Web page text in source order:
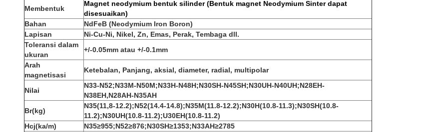
Membentuk
Magnet neodymium bentuk silinder (Bentuk magnet Neodymium Sinter dapat
disesuaikan)
Bahan
NdFeB (Neodymium Iron Boron)
Lapisan
Ni-Cu-Ni, Nikel, Zn, Emas, Perak, Tembaga dll.
Toleransi dalam
ukuran
+/-0.05mm atau +/-0.1mm
Arah
magnetisasi
Ketebalan, Panjang, aksial, diameter, radial, multipolar
Nilai
N33-N52;N33M-N50M;N33H-N48H;N30SH-N45SH;N30UH-N40UH;N28EH-
N38EH,N28AH-N35AH
Br(kg)
N35(11,8-12.2);N52(14.4-14.8);N35M(11.8-12.2);N30H(10.8-11.3);N30SH(10.8-
11.2);N30UH(10.8-11.2);U30EH(10.8-11.2)
Hcj(ka/m)
N35≥955;N52≥876;N30SH≥1353;N33AH≥2785